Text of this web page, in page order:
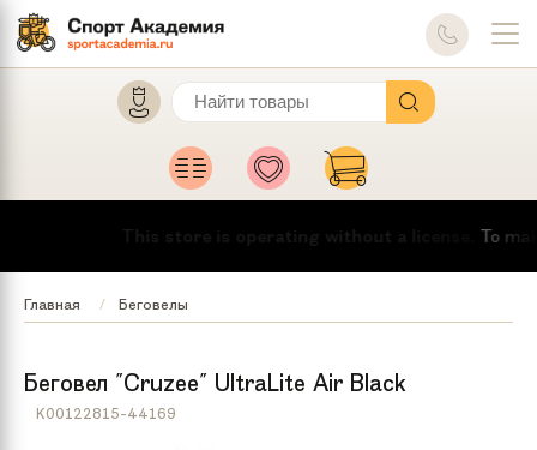
This store is operating without a license. To
Главная Беговелы
Беговел "Cruzee" UltraLite Air Black
K00122815-44169